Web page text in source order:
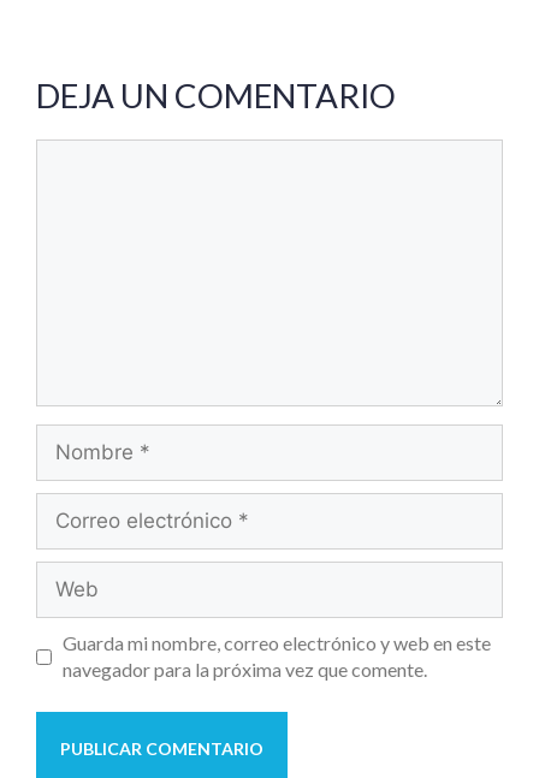
DEJA UN COMENTARIO
Guarda mi nombre, correo electrónico y web en este
navegador para la próxima vez que comente.